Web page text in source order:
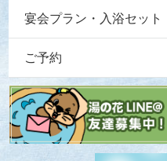
宴会プラン・入浴セット
ご予約